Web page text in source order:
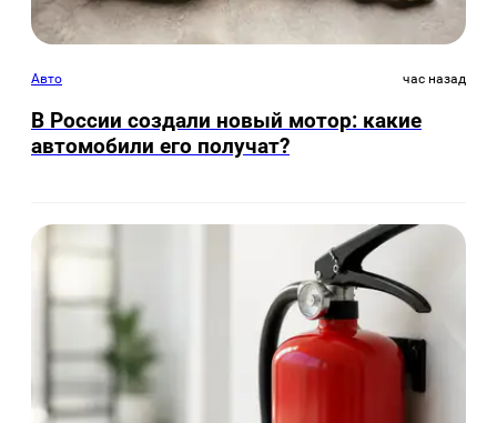
Авто час назад
В России создали новый мотор: какие
автомобили его получат?